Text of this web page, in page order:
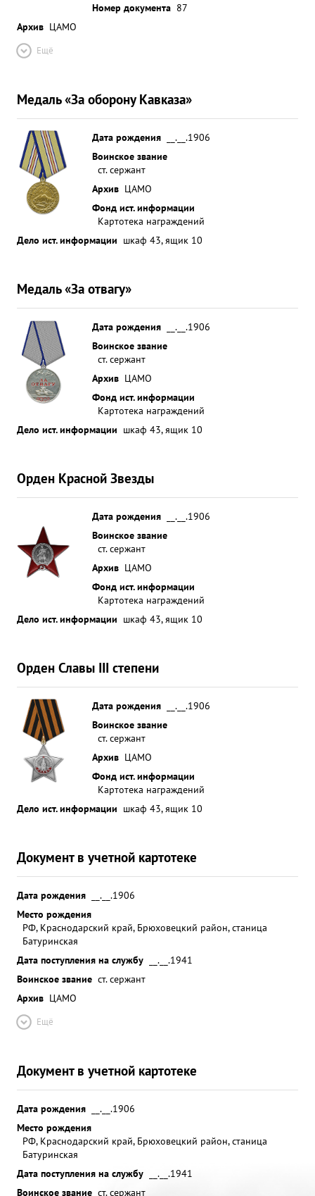
Номер документа 87
Архив ЦАМО
Ещё
Медаль «За оборону Кавказа»
Дата рождения
__.__.1906
Воинское звание
ст. сержант
Архив ЦАМО
Фонд ист. информации
Картотека награждений
Дело ист. информации шкаф 43, ящик 10
Медаль «За отвагу»
Дата рождения
__.__.1906
Воинское звание
ст. сержант
Архив ЦАМО
Фонд ист. информации
Картотека награждений
Дело ист. информации шкаф 43, ящик 10
Орден Красной Звезды
Дата рождения
__.__.1906
Воинское звание
ст. сержант
Архив ЦАМО
Фонд ист. информации
Картотека награждений
Дело ист. информации шкаф 43, ящик 10
Орден Славы III степени
Дата рождения
__.__.1906
Воинское звание
ст. сержант
Архив ЦАМО
Фонд ист. информации
Картотека награждений
Дело ист. информации шкаф 43, ящик 10
Документ в учетной картотеке
Дата рождения
__.__.1906
Место рождения
РФ, Краснодарский край, Брюховецкий район, станица
Батуринская
Дата поступления на службу
__.__.1941
Воинское звание ст. сержант
Архив ЦАМО
Ещё
Документ в учетной картотеке
Дата рождения
__.__.1906
Место рождения
РФ, Краснодарский край, Брюховецкий район, станица
Батуринская
Дата поступления на службу
__.__.1941
Воинское звание ст. сержант